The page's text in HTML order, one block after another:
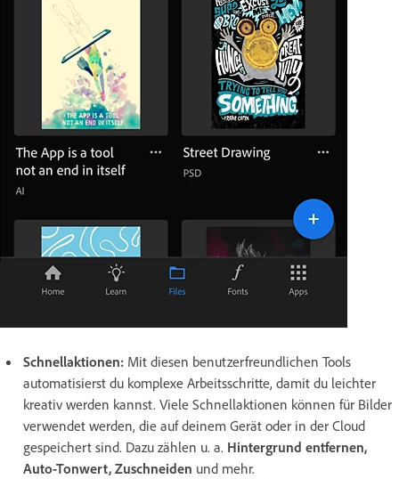
Schnellaktionen: Mit diesen benutzerfreundlichen Tools
automatisierst du komplexe Arbeitsschritte, damit du leichter
kreativ werden kannst. Viele Schnellaktionen können für Bilder
verwendet werden, die auf deinem Gerät oder in der Cloud
gespeichert sind. Dazu zählen u. a. Hintergrund entfernen,
Auto-Tonwert, Zuschneiden und mehr.